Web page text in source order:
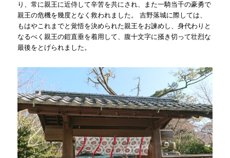
り、常に親王に近侍して辛苦を共にされ、また一騎当千の豪勇で
親王の危機を幾度となく救われました。 吉野落城に際しては、
もはやこれまでと覚悟を決められた親王をお諫めし、身代わりと
なるべく親王の鎧直垂を着用して、腹十文字に掻き切って壮烈な
最後をとげられました。